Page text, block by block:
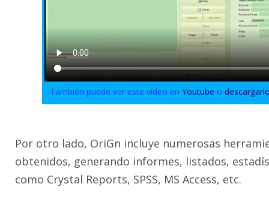
También puede ver este vídeo enYoutube o
Por otro lado, OriGn incluye numerosas
obtenidos, generando informes, listados,
como Crystal Reports, SPSS, MS Access, etc.